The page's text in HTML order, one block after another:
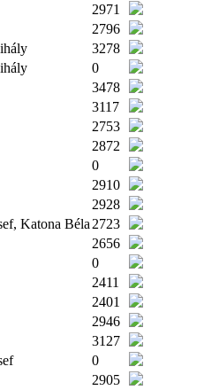
2971
2796
3278
0
3478
3117
2753
2872
0
2910
2928
Katona Béla 2723
2656
0
2411
2401
2946
3127
0
2905